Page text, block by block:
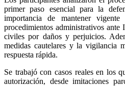
primer paso esencial para la
importancia de mantener
procedimientos administrativos
civiles por daños y perjuicios.
medidas cautelares y la vigilancia
respuesta rápida.
Se trabajó con casos reales en los
autorización, desde imitaciones